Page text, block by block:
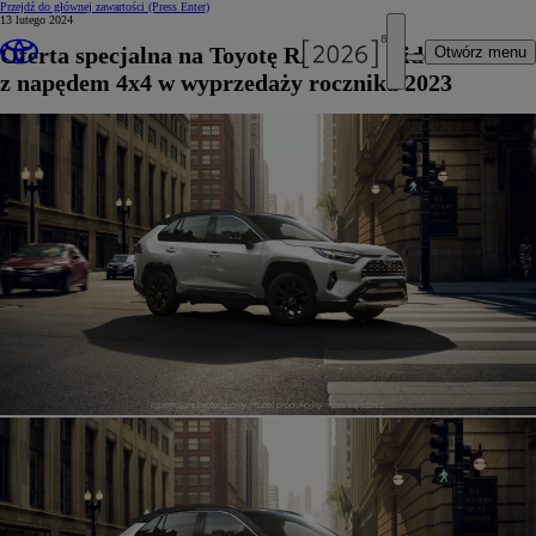
Przejdź do głównej zawartości (Press Enter)
Otwórz menu
13 lutego 2024
Oferta specjalna na Toyotę RAV4 Hybrid
z napędem 4x4 w wyprzedaży rocznika 2023